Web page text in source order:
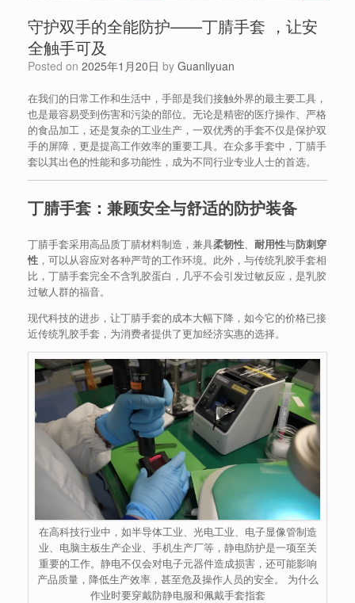
守护双手的全能防护——丁腈手套 ，让安
全触手可及
Posted on 2025年1月20日 by Guanliyuan
在我们的日常工作和生活中，手部是我们接触外界的最主要工具，
也是最容易受到伤害和污染的部位。无论是精密的医疗操作、严格
的食品加工，还是复杂的工业生产，一双优秀的手套不仅是保护双
手的屏障，更是提高工作效率的重要工具。在众多手套中，丁腈手
套以其出色的性能和多功能性，成为不同行业专业人士的首选。
丁腈手套：兼顾安全与舒适的防护装备
丁腈手套采用高品质丁腈材料制造，兼具柔韧性、 耐用性与防刺穿
性 ，可以从容应对各种严苛的工作环境。此外，与传统乳胶手套相
比，丁腈手套完全不含乳胶蛋白，几乎不会引发过敏反应，是乳胶
过敏人群的福音。
现代科技的进步，让丁腈手套的成本大幅下降，如今它的价格已接
近传统乳胶手套，为消费者提供了更加经济实惠的选择。
在高科技行业中，如半导体工业、光电工业、电子显像管制造
业、电脑主板生产企业、手机生产厂等，静电防护是一项至关
重要的工作。静电不仅会对电子元器件造成损害，还可能影响
产品质量，降低生产效率，甚至危及操作人员的安全。 为什么
作业时要穿戴防静电服和佩戴手套指套